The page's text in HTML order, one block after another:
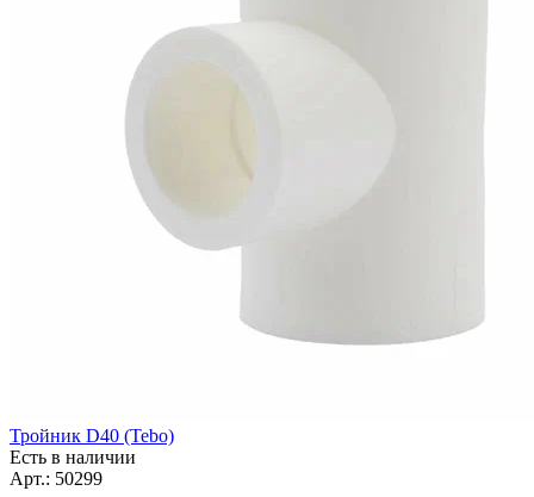
Тройник D40 (Tebo)
Есть в наличии
Арт.: 50299